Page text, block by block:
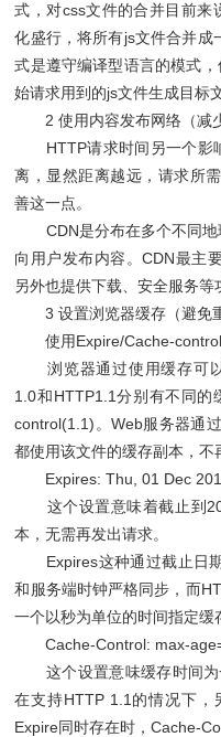
式，对css文件的合并目前来
化盛行，将所有js文件合并成
式是遵守编译型语言的模式
始请求用到的js文件生成目标
2 使用内容发布网络（减少
HTTP请求时间另一个影
离，显然距离越远，请求所
善这一点。
CDN是分布在多个不同地
向用户发布内容。CDN最主
另外也提供下载、安全服务等
3 设置浏览器缓存（避免重
使用Expire/Cache-control
浏览器通过使用缓存可以
1.0和HTTP1.1分别有不同的
control(1.1)。Web服务器通
都使用该文件的缓存副本，不
Expires: Thu, 01 Dec
这个设置意味着截止到
本，无需再发出请求。
Expires这种通过截止日期
和服务端时钟严格同步，而
一个以秒为单位的时间指定缓
Cache-Control: max-
这个设置意味缓存时间为
在支持HTTP 1.1的情况下，
Expire同时存在时，Cache-